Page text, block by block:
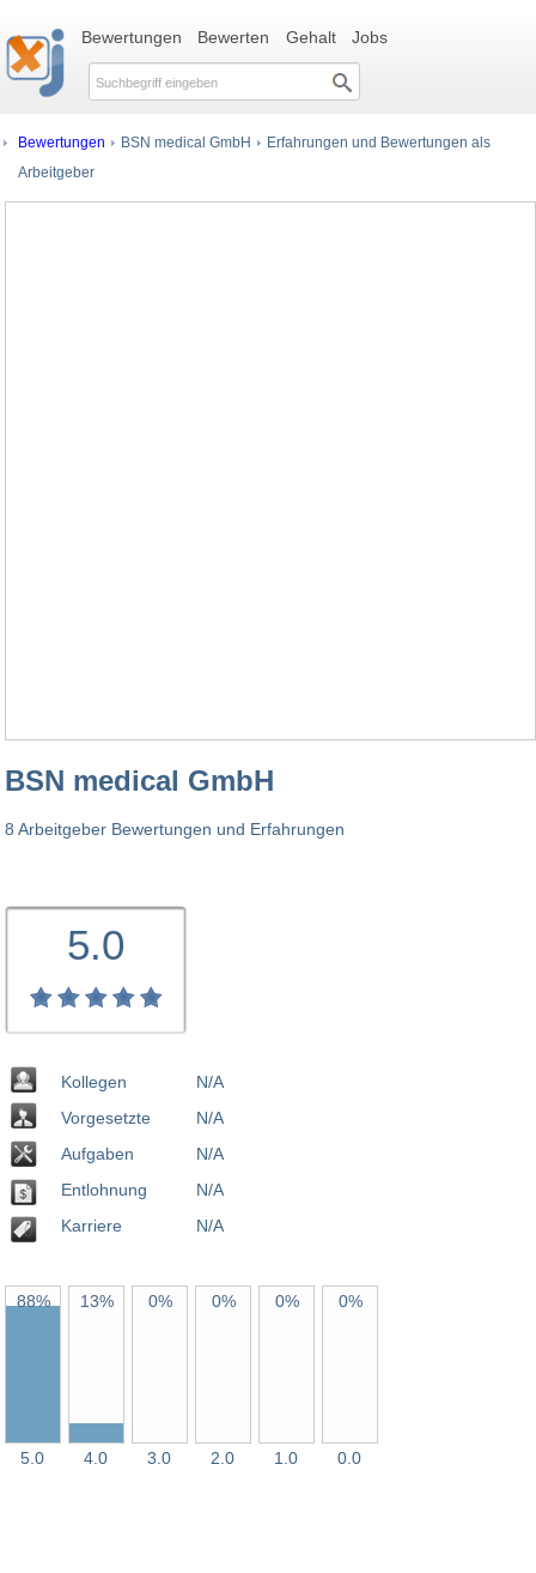
Bewertungen Bewerten Gehalt Jobs
Bewertungen BSN medical GmbH Erfahrungen und Bewertungen als
Arbeitgeber
BSN medical GmbH
8 Arbeitgeber Bewertungen und Erfahrungen
5.0
Kollegen
Vorgesetzte
Aufgaben
Entlohnung
Karriere
N/A
N/A
N/A
N/A
N/A
88%
5.0
13%
4.0
0%
3.0
0%
2.0
0%
1.0
0%
0.0